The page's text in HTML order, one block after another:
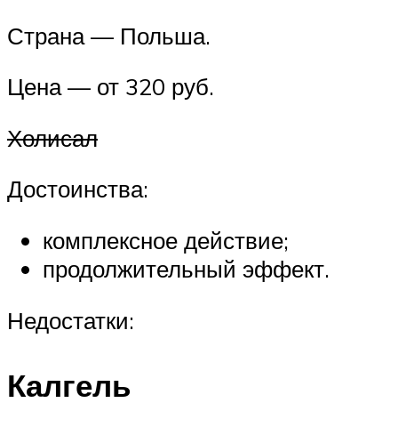
Страна — Польша.
Цена — от 320 руб.
Холисал
Достоинства:
комплексное действие;
продолжительный эффект.
Недостатки:
Калгель